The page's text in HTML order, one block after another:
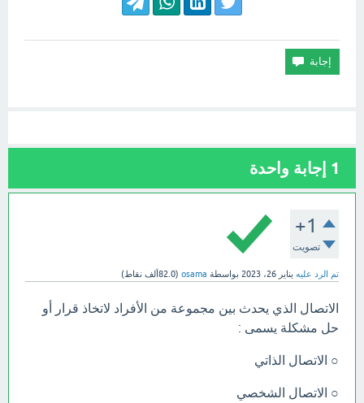
1 إجابة واحدة
+1
تصويت
تم الرد عليه يناير 26، 2023 بواسطة osama
(82.0ألف نقاط)
الاتصال الذي يحدث بين مجموعة من الأفراد لاتخاذ قرار أو
حل مشكلة يسمى :
○ الاتصال الذاتي
○ الاتصال الشخصي